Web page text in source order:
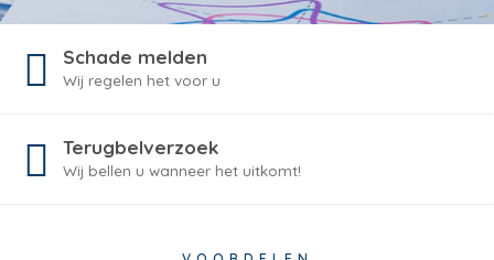
Schade melden
Wij regelen het voor u
Terugbelverzoek
Wij bellen u wanneer het uitkomt!